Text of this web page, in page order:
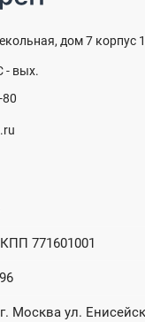
дом 7 корпус
- вых.
80
771601001
Москва ул.